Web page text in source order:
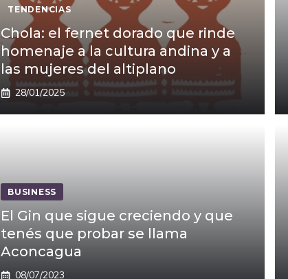
TENDENCIAS
Chola: el fernet dorado que rinde
homenaje a la cultura andina y a
las mujeres del altiplano
28/01/2025
BUSINESS
El Gin que sigue creciendo y que
tenés que probar se llama
Aconcagua
08/07/2023